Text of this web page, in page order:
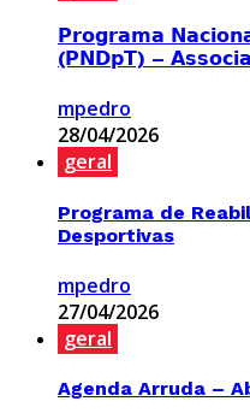
𝗣𝗿𝗼𝗴𝗿𝗮𝗺𝗮
(𝗣𝗡𝗗𝗽𝗧) –
mpedro
28/04/2026
geral
Programa de
Desportivas
mpedro
27/04/2026
geral
Agenda Arruda –